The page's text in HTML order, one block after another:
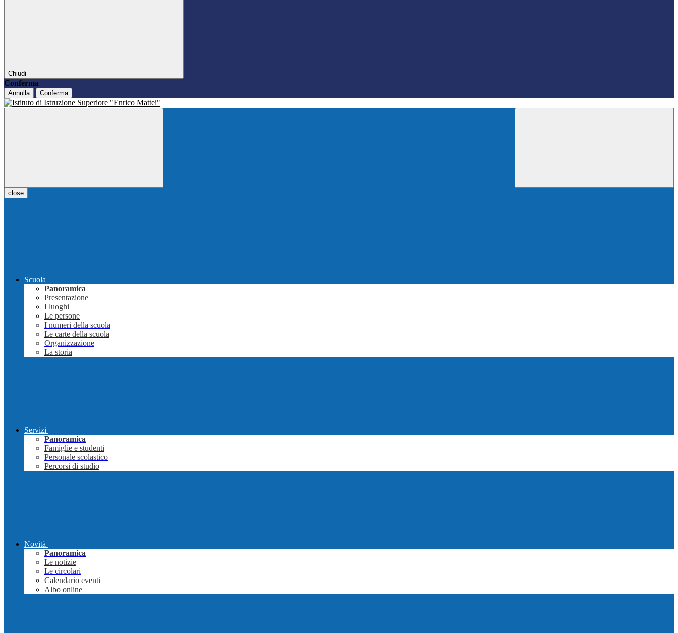
Chiudi
Conferma
Annulla Conferma
close
Scuola
Panoramica
Presentazione
I luoghi
Le persone
I numeri della scuola
Le carte della scuola
Organizzazione
La storia
Servizi
Panoramica
Famiglie e studenti
Personale scolastico
Percorsi di studio
Novità
Panoramica
Le notizie
Le circolari
Calendario eventi
Albo online